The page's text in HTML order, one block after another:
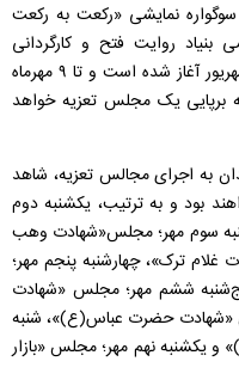
نمایشی «رکعت به رکعت
روایت فتح و کارگردانی
سیاوش تهمورث از شب گذشته جمعه ۳۱ شهریور آغاز شده است و تا ۹ مهرماه
یک مجلس تعزیه خواهد
به اجرای مجالس تعزیه، شاهد
بود و به ترتیب، یکشنبه دوم
سوم مهر؛ مجلس«شهادت وهب
ترک»، چهارشنبه پنجم مهر؛
ششم مهر؛ مجلس «شهادت
حضرت عباس(ع)»، شنبه
نهم مهر؛ مجلس «بازار